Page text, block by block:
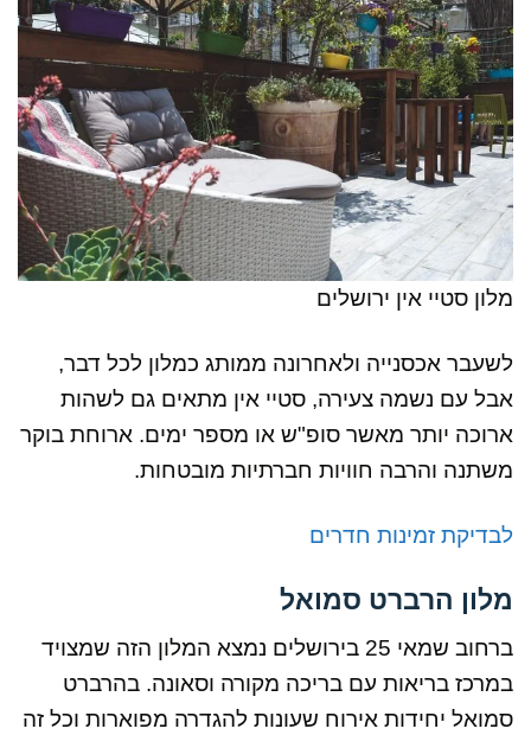
מלון סטיי אין ירושלים
לשעבר אכסנייה ולאחרונה ממותג כמלון לכל דבר,
אבל עם נשמה צעירה, סטיי אין מתאים גם לשהות
ארוכה יותר מאשר סופ"ש או מספר ימים. ארוחת בוקר
משתנה והרבה חוויות חברתיות מובטחות.
לבדיקת זמינות חדרים
מלון הרברט סמואל
ברחוב שמאי 25 בירושלים נמצא המלון הזה שמצויד
במרכז בריאות עם בריכה מקורה וסאונה. בהרברט
סמואל יחידות אירוח שעונות להגדרה מפוארות וכל זה